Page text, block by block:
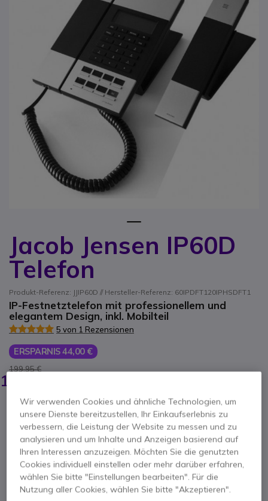
Jacob Jensen IP60D
Telefon
Produkt-Referenz: JJIP60D // Hersteller-Referenz: 60IPDFT120IPHSDFT1
IP-Festnetztelefon mit professionellem und
elegantem Design, inkl. Mobilteil
5 von 1 Rezensionen
ERSPARNIS 44,00 €
199,95 €
155,95 €
Anzahl
IN DEN WARENKORB
ANGEBOT IN 4 STUNDEN
9 Produkte auf Lager Lieferung:24/48 Std.
Zum Anfang der Bildgalerie springen
Wir verwenden Cookies und ähnliche Technologien, um
unsere Dienste bereitzustellen, Ihr Einkaufserlebnis zu
verbessern, die Leistung der Website zu messen und zu
analysieren und um Inhalte und Anzeigen basierend auf
Ihren Interessen anzuzeigen. Möchten Sie die genutzten
Cookies individuell einstellen oder mehr darüber erfahren,
wählen Sie bitte "Einstellungen bearbeiten". Für die
Nutzung aller Cookies, wählen Sie bitte "Akzeptieren".